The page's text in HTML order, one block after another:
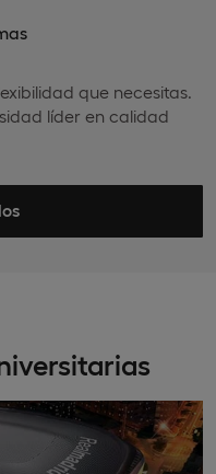
que necesitas.
líder en calidad